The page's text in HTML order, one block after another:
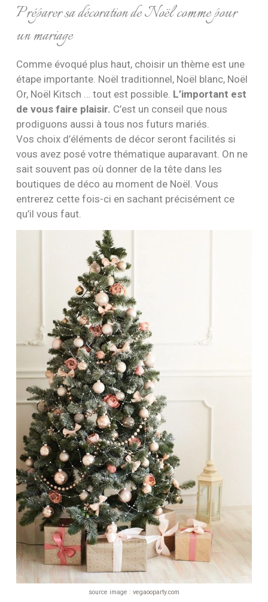
Préparer sa décoration de Noël comme pour
un mariage
Comme évoqué plus haut, choisir un thème est une
étape importante. Noël traditionnel, Noël blanc, Noël
Or, Noël Kitsch … tout est possible. L’important est
de vous faire plaisir. C’est un conseil que nous
prodiguons aussi à tous nos futurs mariés.
Vos choix d’éléments de décor seront facilités si
vous avez posé votre thématique auparavant. On ne
sait souvent pas où donner de la tête dans les
boutiques de déco au moment de Noël. Vous
entrerez cette fois-ci en sachant précisément ce
qu’il vous faut.
source image : vegaooparty.com